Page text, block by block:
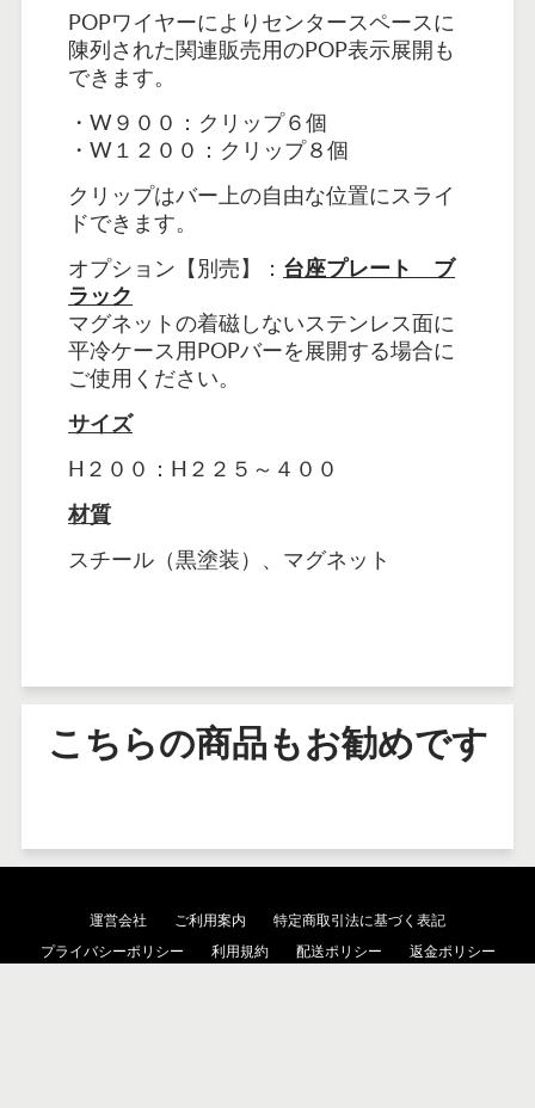
POPワイヤーによりセンタースペースに
陳列された関連販売用のPOP表示展開も
できます。
・W９００：クリップ６個
・W１２００：クリップ８個
クリップはバー上の自由な位置にスライ
ドできます。
オプション【別売】： 台座プレート ブ
ラック
マグネットの着磁しないステンレス面に
平冷ケース用POPバーを展開する場合に
ご使用ください。
サイズ
H２００：H２２５～４００
材質
スチール（黒塗装）、マグネット
こちらの商品もお勧めです
運営会社 ご利用案内
特定商取引法に基づく表記
プライバシーポリシー
利用規約 配送ポリシー
返金ポリシー